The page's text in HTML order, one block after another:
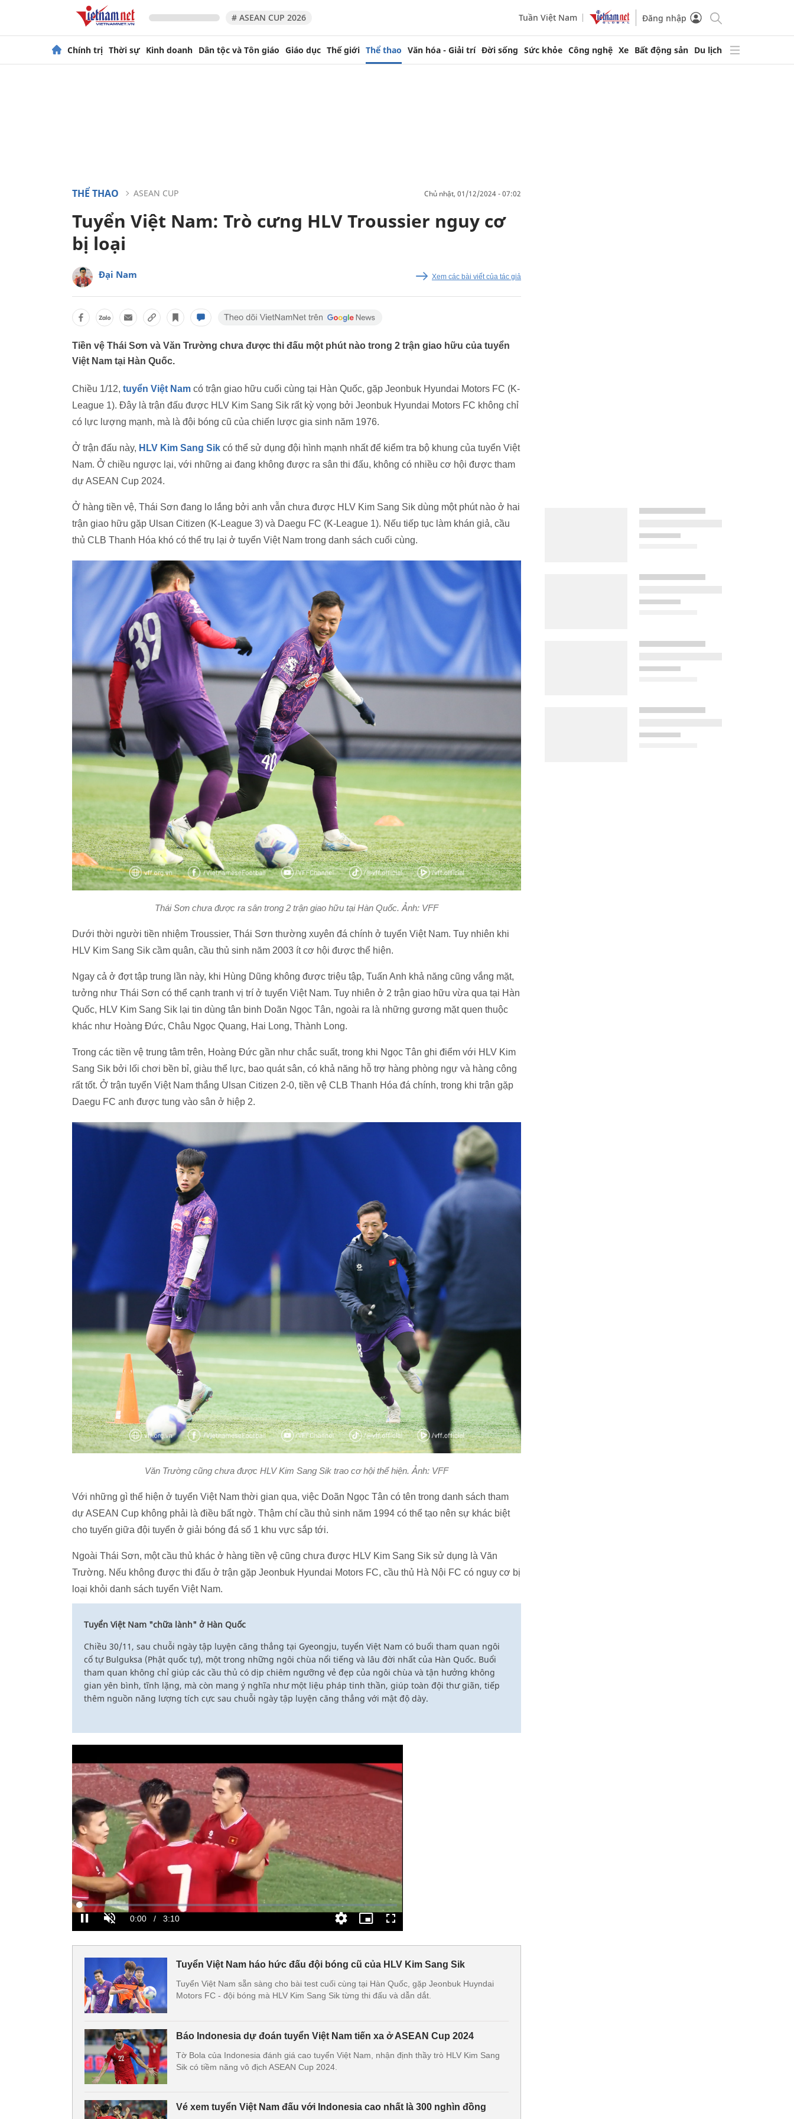
# ASEAN CUP 2026 Tuần Việt Nam Đăng nhập
Chính trị Thời sự Kinh doanh Dân tộc và Tôn giáo Giáo dục Thế giới Thể thao Văn hóa - Giải trí Đời sống Sức khỏe Công nghệ Xe Bất động sản Du lịch
THỂ THAO ASEAN CUP chủ nhật, 01/12/2024 - 07:02
Tuyển Việt Nam: Trò cưng HLV Troussier nguy cơ
bị loại
Đại Nam Xem các bài viết của tác giả
Tiền vệ Thái Sơn và Văn Trường chưa được thi đấu một phút nào trong 2 trận giao hữu của tuyển
Việt Nam tại Hàn Quốc.
Chiều 1/12, tuyển Việt Nam có trận giao hữu cuối cùng tại Hàn Quốc, gặp Jeonbuk Hyundai Motors FC (K-
League 1). Đây là trận đấu được HLV Kim Sang Sik rất kỳ vọng bởi Jeonbuk Hyundai Motors FC không chỉ
có lực lượng mạnh, mà là đội bóng cũ của chiến lược gia sinh năm 1976.
Ở trận đấu này, HLV Kim Sang Sik có thể sử dụng đội hình mạnh nhất để kiểm tra bộ khung của tuyển Việt
Nam. Ở chiều ngược lại, với những ai đang không được ra sân thi đấu, không có nhiều cơ hội được tham
dự ASEAN Cup 2024.
Ở hàng tiền vệ, Thái Sơn đang lo lắng bởi anh vẫn chưa được HLV Kim Sang Sik dùng một phút nào ở hai
trận giao hữu gặp Ulsan Citizen (K-League 3) và Daegu FC (K-League 1). Nếu tiếp tục làm khán giả, cầu
thủ CLB Thanh Hóa khó có thể trụ lại ở tuyển Việt Nam trong danh sách cuối cùng.
Thái Sơn chưa được ra sân trong 2 trận giao hữu tại Hàn Quốc. Ảnh: VFF
Dưới thời người tiền nhiệm Troussier, Thái Sơn thường xuyên đá chính ở tuyển Việt Nam. Tuy nhiên khi
HLV Kim Sang Sik cầm quân, cầu thủ sinh năm 2003 ít cơ hội được thể hiện.
Ngay cả ở đợt tập trung lần này, khi Hùng Dũng không được triệu tập, Tuấn Anh khả năng cũng vắng mặt,
tưởng như Thái Sơn có thể cạnh tranh vị trí ở tuyển Việt Nam. Tuy nhiên ở 2 trận giao hữu vừa qua tại Hàn
Quốc, HLV Kim Sang Sik lại tin dùng tân binh Doãn Ngọc Tân, ngoài ra là những gương mặt quen thuộc
khác như Hoàng Đức, Châu Ngọc Quang, Hai Long, Thành Long.
Trong các tiền vệ trung tâm trên, Hoàng Đức gần như chắc suất, trong khi Ngọc Tân ghi điểm với HLV Kim
Sang Sik bởi lối chơi bền bỉ, giàu thể lực, bao quát sân, có khả năng hỗ trợ hàng phòng ngự và hàng công
rất tốt. Ở trận tuyển Việt Nam thắng Ulsan Citizen 2-0, tiền vệ CLB Thanh Hóa đá chính, trong khi trận gặp
Daegu FC anh được tung vào sân ở hiệp 2.
Văn Trường cũng chưa được HLV Kim Sang Sik trao cơ hội thể hiện. Ảnh: VFF
Với những gì thể hiện ở tuyển Việt Nam thời gian qua, việc Doãn Ngọc Tân có tên trong danh sách tham
dự ASEAN Cup không phải là điều bất ngờ. Thậm chí cầu thủ sinh năm 1994 có thể tạo nên sự khác biệt
cho tuyến giữa đội tuyển ở giải bóng đá số 1 khu vực sắp tới.
Ngoài Thái Sơn, một cầu thủ khác ở hàng tiền vệ cũng chưa được HLV Kim Sang Sik sử dụng là Văn
Trường. Nếu không được thi đấu ở trận gặp Jeonbuk Hyundai Motors FC, cầu thủ Hà Nội FC có nguy cơ bị
loại khỏi danh sách tuyển Việt Nam.
Tuyển Việt Nam "chữa lành" ở Hàn Quốc
Chiều 30/11, sau chuỗi ngày tập luyện căng thẳng tại Gyeongju, tuyển Việt Nam có buổi tham quan ngôi
cổ tự Bulguksa (Phật quốc tự), một trong những ngôi chùa nổi tiếng và lâu đời nhất của Hàn Quốc. Buổi
tham quan không chỉ giúp các cầu thủ có dịp chiêm ngưỡng vẻ đẹp của ngôi chùa và tận hưởng không
gian yên bình, tĩnh lặng, mà còn mang ý nghĩa như một liệu pháp tinh thần, giúp toàn đội thư giãn, tiếp
thêm nguồn năng lượng tích cực sau chuỗi ngày tập luyện căng thẳng với mật độ dày.
Tuyển Việt Nam háo hức đấu đội bóng cũ của HLV Kim Sang Sik
Tuyển Việt Nam sẵn sàng cho bài test cuối cùng tại Hàn Quốc, gặp Jeonbuk Huyndai
Motors FC - đội bóng mà HLV Kim Sang Sik từng thi đấu và dẫn dắt.
Báo Indonesia dự đoán tuyển Việt Nam tiến xa ở ASEAN Cup 2024
Tờ Bola của Indonesia đánh giá cao tuyển Việt Nam, nhận định thầy trò HLV Kim Sang
Sik có tiềm năng vô địch ASEAN Cup 2024.
Vé xem tuyển Việt Nam đấu với Indonesia cao nhất là 300 nghìn đồng